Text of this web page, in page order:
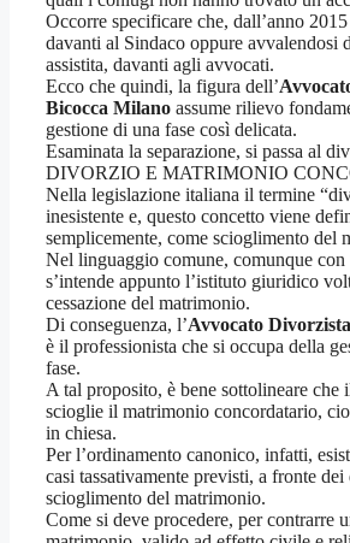
Occorre specificare che, dall’anno
davanti al Sindaco oppure avvalendosi
assistita, davanti agli avvocati.
Ecco che quindi, la figura dell’
Bicocca Milano assume rilievo
gestione di una fase così delicata.
Esaminata la separazione, si passa al
DIVORZIO E MATRIMONIO
Nella legislazione italiana il termine
inesistente e, questo concetto viene
semplicemente, come scioglimento del
Nel linguaggio comune, comunque
s’intende appunto l’istituto giuridico
cessazione del matrimonio.
Di conseguenza, l’Avvocato
è il professionista che si occupa della
fase.
A tal proposito, è bene sottolineare
scioglie il matrimonio concordatario,
in chiesa.
Per l’ordinamento canonico, infatti,
casi tassativamente previsti, a fronte
scioglimento del matrimonio.
Come si deve procedere, per contrarre